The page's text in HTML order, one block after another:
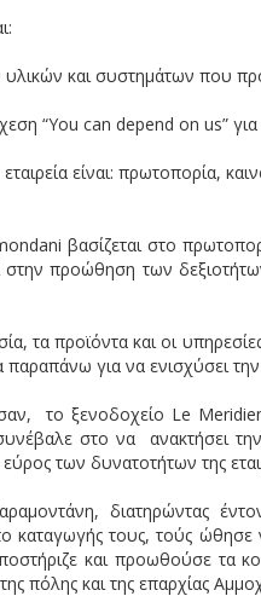
και συστημάτων που
“You can depend on us”
είναι: πρωτοπορία,
βασίζεται στο
προώθηση των
τα προϊόντα και οι
για να ενισχύσει
το ξενοδοχείο Le
στο να ανακτήσει
των δυνατοτήτων της
διατηρώντας
τους, τούς ώθησε
και προωθούσε τα
πόλης και της επαρχίας